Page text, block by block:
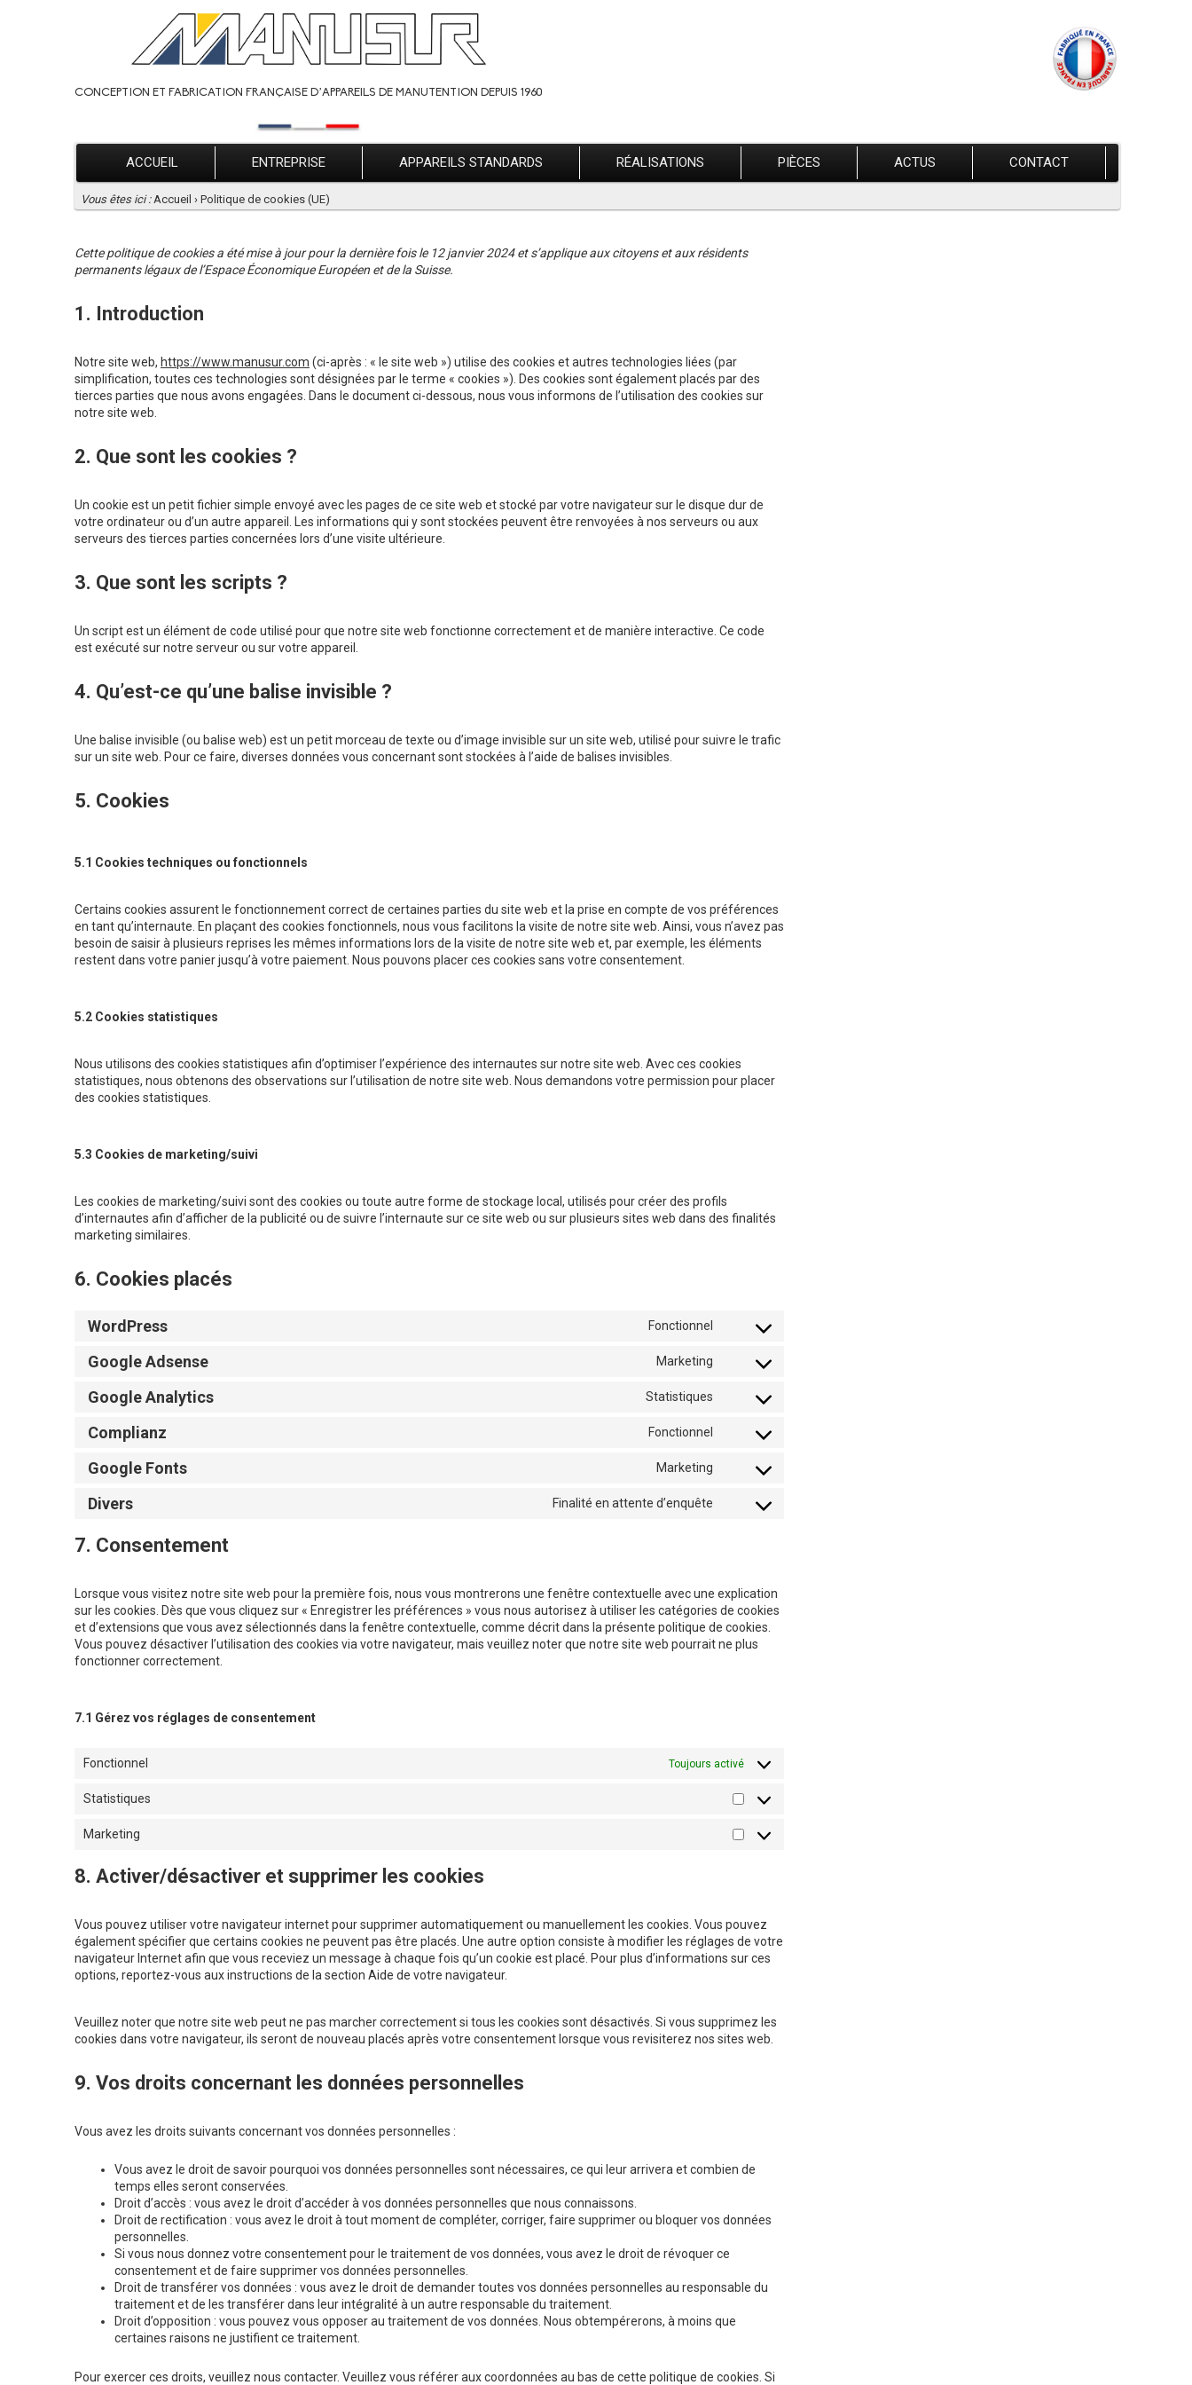
CONCEPTION ET FABRICATION FRANÇAISE D’APPAREILS DE MANUTENTION DEPUIS 1960
ACCUEIL ENTREPRISE APPAREILS STANDARDS RÉALISATIONS PIÈCES ACTUS CONTACT
Vous êtes ici : Accueil › Politique de cookies (UE)
Cette politique de cookies a été mise à jour pour la dernière fois le 12 janvier 2024 et s’applique aux citoyens et aux résidents
permanents légaux de l’Espace Économique Européen et de la Suisse.
1. Introduction
Notre site web, https://www.manusur.com (ci-après : « le site web ») utilise des cookies et autres technologies liées (par
simplification, toutes ces technologies sont désignées par le terme « cookies »). Des cookies sont également placés par des
tierces parties que nous avons engagées. Dans le document ci-dessous, nous vous informons de l’utilisation des cookies sur
notre site web.
2. Que sont les cookies ?
Un cookie est un petit fichier simple envoyé avec les pages de ce site web et stocké par votre navigateur sur le disque dur de
votre ordinateur ou d’un autre appareil. Les informations qui y sont stockées peuvent être renvoyées à nos serveurs ou aux
serveurs des tierces parties concernées lors d’une visite ultérieure.
3. Que sont les scripts ?
Un script est un élément de code utilisé pour que notre site web fonctionne correctement et de manière interactive. Ce code
est exécuté sur notre serveur ou sur votre appareil.
4. Qu’est-ce qu’une balise invisible ?
Une balise invisible (ou balise web) est un petit morceau de texte ou d’image invisible sur un site web, utilisé pour suivre le trafic
sur un site web. Pour ce faire, diverses données vous concernant sont stockées à l’aide de balises invisibles.
5. Cookies
5.1 Cookies techniques ou fonctionnels
Certains cookies assurent le fonctionnement correct de certaines parties du site web et la prise en compte de vos préférences
en tant qu’internaute. En plaçant des cookies fonctionnels, nous vous facilitons la visite de notre site web. Ainsi, vous n’avez pas
besoin de saisir à plusieurs reprises les mêmes informations lors de la visite de notre site web et, par exemple, les éléments
restent dans votre panier jusqu’à votre paiement. Nous pouvons placer ces cookies sans votre consentement.
5.2 Cookies statistiques
Nous utilisons des cookies statistiques afin d’optimiser l’expérience des internautes sur notre site web. Avec ces cookies
statistiques, nous obtenons des observations sur l’utilisation de notre site web. Nous demandons votre permission pour placer
des cookies statistiques.
5.3 Cookies de marketing/suivi
Les cookies de marketing/suivi sont des cookies ou toute autre forme de stockage local, utilisés pour créer des profils
d’internautes afin d’afficher de la publicité ou de suivre l’internaute sur ce site web ou sur plusieurs sites web dans des finalités
marketing similaires.
6. Cookies placés
WordPress Fonctionnel
Consent
service
Google Adsense Marketing
Consent
service
adsense
Google Analytics Statistiques
Consent
service
analytics
Complianz Fonctionnel
Consent
service
Google Fonts Marketing
Consent
service
Divers Finalité en attente d’enquête
Consent
7. Consentement
Lorsque vous visitez notre site web pour la première fois, nous vous montrerons une fenêtre contextuelle avec une explication
sur les cookies. Dès que vous cliquez sur « Enregistrer les préférences » vous nous autorisez à utiliser les catégories de cookies
et d’extensions que vous avez sélectionnés dans la fenêtre contextuelle, comme décrit dans la présente politique de cookies.
Vous pouvez désactiver l’utilisation des cookies via votre navigateur, mais veuillez noter que notre site web pourrait ne plus
fonctionner correctement.
7.1 Gérez vos réglages de consentement
Fonctionnel Toujours activé
Statistiques
Statistiques
Marketing
Marketing
8. Activer/désactiver et supprimer les cookies
Vous pouvez utiliser votre navigateur internet pour supprimer automatiquement ou manuellement les cookies. Vous pouvez
également spécifier que certains cookies ne peuvent pas être placés. Une autre option consiste à modifier les réglages de votre
navigateur Internet afin que vous receviez un message à chaque fois qu’un cookie est placé. Pour plus d’informations sur ces
options, reportez-vous aux instructions de la section Aide de votre navigateur.
Veuillez noter que notre site web peut ne pas marcher correctement si tous les cookies sont désactivés. Si vous supprimez les
cookies dans votre navigateur, ils seront de nouveau placés après votre consentement lorsque vous revisiterez nos sites web.
9. Vos droits concernant les données personnelles
Vous avez les droits suivants concernant vos données personnelles :
Vous avez le droit de savoir pourquoi vos données personnelles sont nécessaires, ce qui leur arrivera et combien de
temps elles seront conservées.
Droit d’accès : vous avez le droit d’accéder à vos données personnelles que nous connaissons.
Droit de rectification : vous avez le droit à tout moment de compléter, corriger, faire supprimer ou bloquer vos données
personnelles.
Si vous nous donnez votre consentement pour le traitement de vos données, vous avez le droit de révoquer ce
consentement et de faire supprimer vos données personnelles.
Droit de transférer vos données : vous avez le droit de demander toutes vos données personnelles au responsable du
traitement et de les transférer dans leur intégralité à un autre responsable du traitement.
Droit d’opposition : vous pouvez vous opposer au traitement de vos données. Nous obtempérerons, à moins que
certaines raisons ne justifient ce traitement.
Pour exercer ces droits, veuillez nous contacter. Veuillez vous référer aux coordonnées au bas de cette politique de cookies. Si